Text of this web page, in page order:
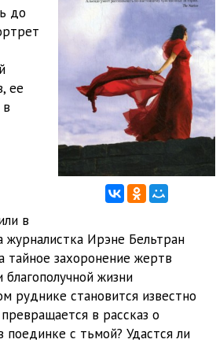
05:06
05:03
05:03
04:19
05:11
04:02
до
ее
в
Ирэне Бельтран
тайное захоронение жертв
жизни
руднике становится известно
в рассказ о
с тьмой? Удастся ли